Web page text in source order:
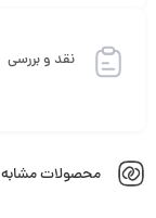
نقد و بررسی
محصولات مشابه